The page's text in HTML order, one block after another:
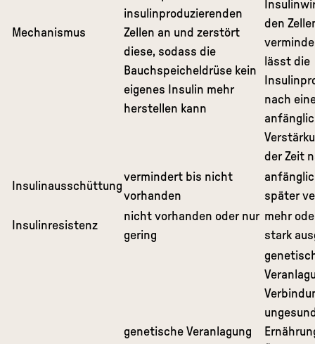
Mechanismus
insulinproduzierenden
Zellen an und zerstört
diese, sodass die
Bauchspeicheldrüse kein
eigenes Insulin mehr
herstellen kann
den
lässt die
nach
der Zeit
Insulinausschüttung
vermindert bis nicht
vorhanden
später
Insulinresistenz
nicht vorhanden oder nur
gering
mehr
stark
genetische Veranlagung